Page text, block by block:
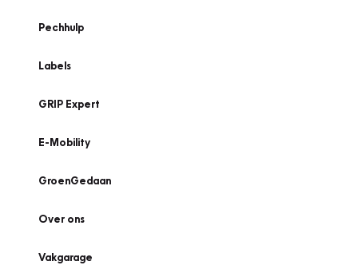
Pechhulp
Labels
GRIP Expert
E-Mobility
GroenGedaan
Over ons
Vakgarage